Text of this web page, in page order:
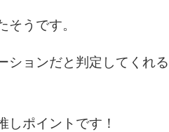
うです。
ションだと判定してくれる
ポイントです！